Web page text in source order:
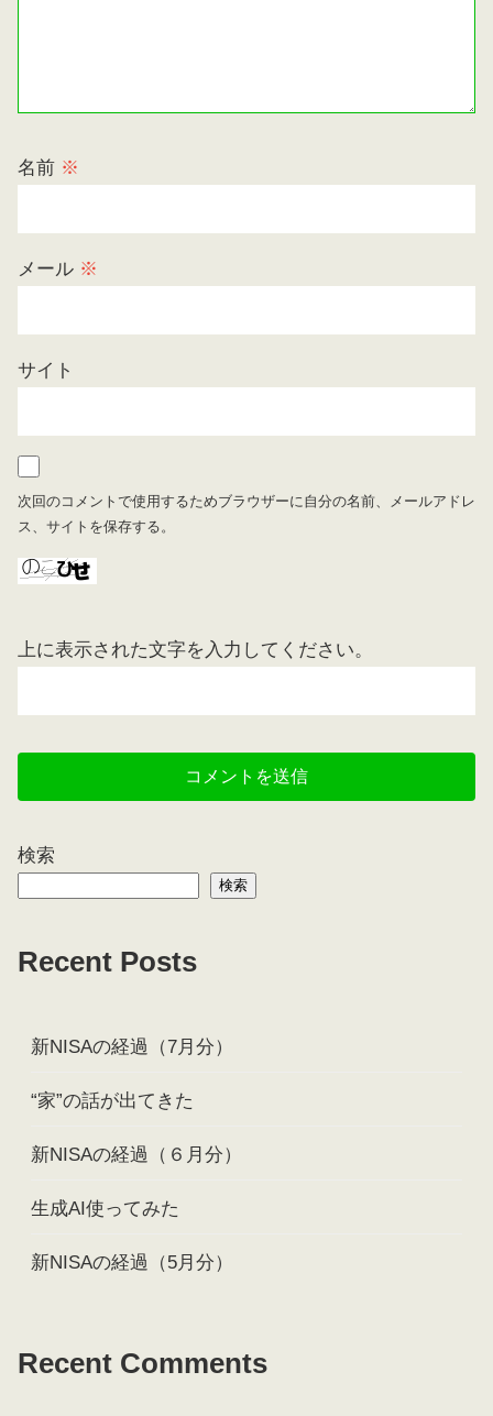
名前 ※
メール ※
サイト
次回のコメントで使用するためブラウザーに自分の名前、メールアドレ
ス、サイトを保存する。
上に表示された文字を入力してください。
検索
検索
Recent Posts
新NISAの経過（7月分）
“家”の話が出てきた
新NISAの経過（６月分）
生成AI使ってみた
新NISAの経過（5月分）
Recent Comments